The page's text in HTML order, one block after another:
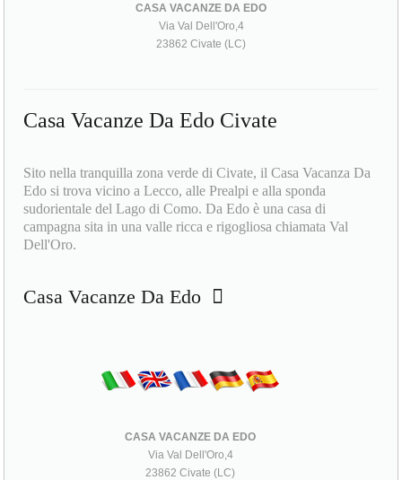
CASA VACANZE DA EDO
Via Val Dell'Oro,4
23862 Civate (LC)
Casa Vacanze Da Edo Civate
Sito nella tranquilla zona verde di Civate, il Casa Vacanza Da
Edo si trova vicino a Lecco, alle Prealpi e alla sponda
sudorientale del Lago di Como. Da Edo è una casa di
campagna sita in una valle ricca e rigogliosa chiamata Val
Dell'Oro.
Casa Vacanze Da Edo
CASA VACANZE DA EDO
Via Val Dell'Oro,4
23862 Civate (LC)